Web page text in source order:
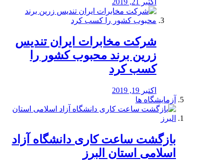
اکتبر 21, 2019
شرکت مخابرات ایران تندیس
زرین برند محبوب کشور را
کسب کرد
اکتبر 19, 2019
آزمایشگاه ها
بازگشت ساعت کاری دانشگاه آزاد
اسلامی استان البرز